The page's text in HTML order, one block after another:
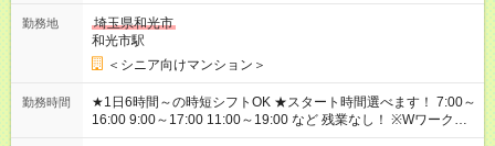
勤務地
埼玉県和光市
和光市駅
＜シニア向けマンション＞
勤務時間
★1日6時間～の時短シフトOK ★スタート時間選べます！ 7:00～
16:00 9:00～17:00 11:00～19:00 など 残業なし！ ※Wワークの
場合、他のお仕事と合わせ週40時間超の就業はご案内できませ